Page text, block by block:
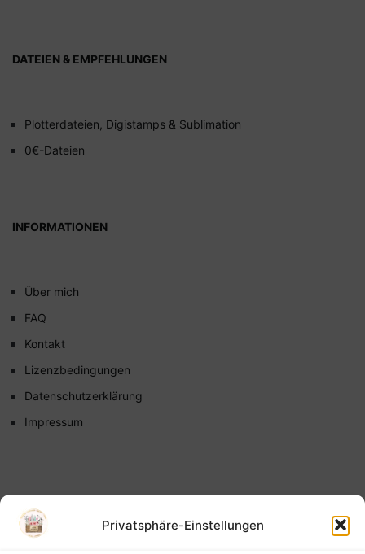
Privatsphäre-Einstellungen
DATEIEN & EMPFEHLUNGEN
Plotterdateien, Digistamps & Sublimation
0€-Dateien
INFORMATIONEN
Über mich
FAQ
Kontakt
Lizenzbedingungen
Datenschutzerklärung
Impressum